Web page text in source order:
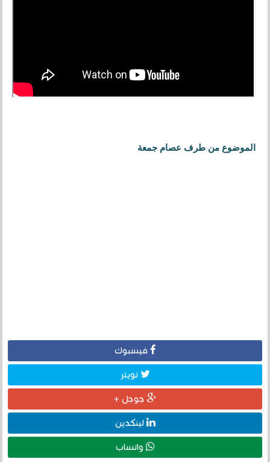
الموضوع من طرف عصام جمعة
فيسبوك
تويتر
جوجل +
لينكدين
واتساب